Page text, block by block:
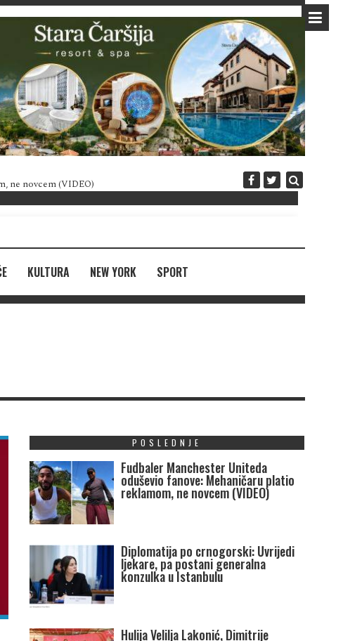
ne novcem (VIDEO) Diplomatija po
KULTURA NEW YORK SPORT
POSLEDNJE
Fudbaler Manchester Uniteda
oduševio fanove: Mehaničaru platio
reklamom, ne novcem (VIDEO)
Diplomatija po crnogorski: Uvrijedi
ljekare, pa postani generalna
konzulka u Istanbulu
Hulija Velilja Lakonić, Dimitrije